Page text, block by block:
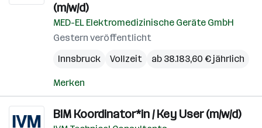
(m/w/d)
MED-EL Elektromedizinische Geräte GmbH
Gestern veröffentlicht
Innsbruck
Vollzeit ab 38.183,60 € jährlich
Merken
BIM Koordinator*in / Key User (m/w/d)